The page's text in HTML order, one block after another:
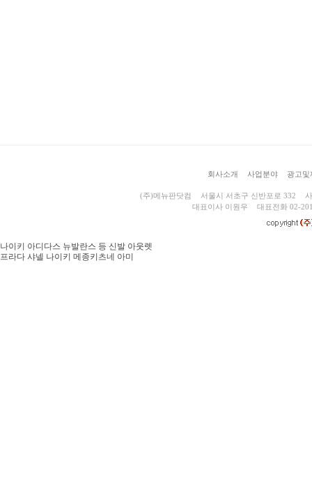
회사소개 사업분야 광고및
(주)메뉴판닷컴 서울시 서초구 신반포로 332
대표이사 이원우
대표전화 02-
나이키 아디다스 뉴발란스 등 신발 아웃렛
프라다 샤넬 나이키 메종키츠네 아미